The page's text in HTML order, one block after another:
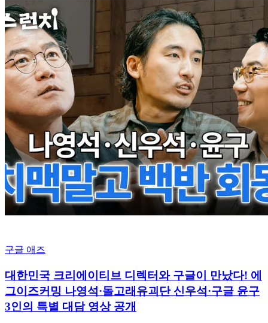
구글 애즈
대한민국 크리에이티브 디렉터와 구글이 만났다! 에
그이즈커밍 나영석·돌고래유괴단 신우석·구글 윤구
3인의 특별 대담 영상 공개